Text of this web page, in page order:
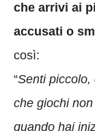
che arrivi ai
accusati o
così:
“Senti piccolo,
che giochi
quando hai